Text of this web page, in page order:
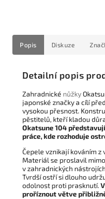
Popis Diskuze
Detailní popis
Zahradnické nůžky
japonské značky a cílí
vysokou přesnost.
pěstitelů, kteří kladou
Okatsune 104
práce, kde rozhoduje
Čepele vznikají kováním
Materiál se proslavil
v zahradnických
Tvrdší ostří si dlouho
odolnost proti prasknutí.
proříznout větve